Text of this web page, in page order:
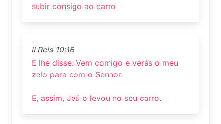
subir consigo ao carro
II Reis 10:16
E lhe disse: Vem comigo e verás o meu
zelo para com o Senhor.
E, assim, Jeú o levou no seu carro.